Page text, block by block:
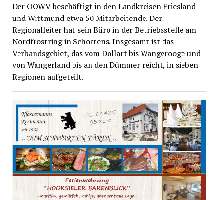
Der OOWV beschäftigt in den Landkreisen Friesland
und Wittmund etwa 50 Mitarbeitende. Der
Regionalleiter hat sein Büro in der Betriebsstelle am
Nordfrostring in Schortens. Insgesamt ist das
Verbandsgebiet, das vom Dollart bis Wangerooge und
von Wangerland bis an den Dümmer reicht, in sieben
Regionen aufgeteilt.